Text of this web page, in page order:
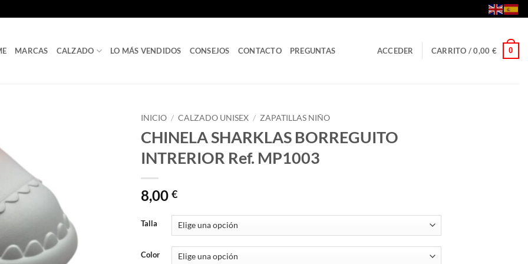
MARCAS CALZADO LO MÁS VENDIDOS CONSEJOS CONTACTO PREGUNTAS ACCEDER CARRITO /0,00 € 0
INICIO / CALZADO UNISEX / ZAPATILLAS NIÑO
CHINELA SHARKLAS BORREGUITO
INTRERIOR Ref. MP1003
8,00 €
Talla
Color